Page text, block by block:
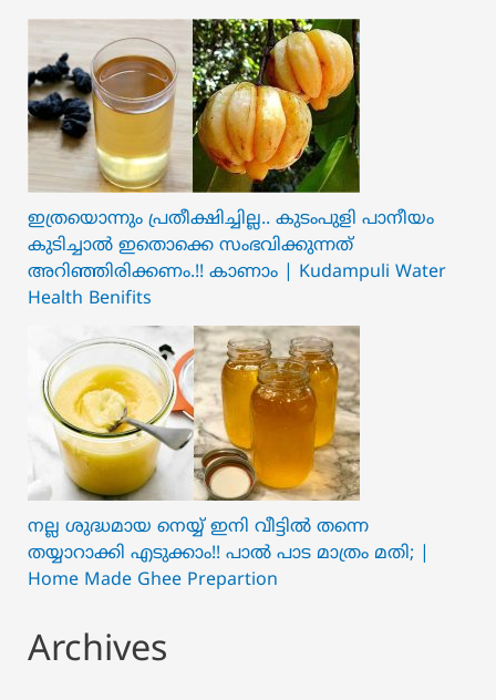
ഇത്രയൊന്നും പ്രതീക്ഷിച്ചില്ല.. ക‍ു‌ടംപുളി പാനീയം
കുടിച്ചാൽ ഇതൊക്കെ സംഭവിക്കുന്നത്
അറിഞ്ഞിരിക്കണം.!! കാണാം | Kudampuli Water
Health Benifits
നല്ല ശുദ്ധമായ നെയ്യ് ഇനി വീട്ടിൽ തന്നെ
തയ്യാറാക്കി എടുക്കാം!! പാൽ പാട മാത്രം മതി; |
Home Made Ghee Prepartion
Archives